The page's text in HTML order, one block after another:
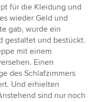
für die Kleidung und
wieder Geld und
gab, wurde ein
gestaltet und bestückt.
mit einem
Einen
des Schlafzimmers
Und erhielten
sind nur noch